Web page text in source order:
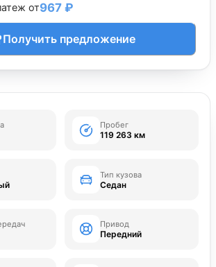
от967 ₽
Получить предложение
Пробег
119 263 км
Тип кузова
Седан
Привод
Передний